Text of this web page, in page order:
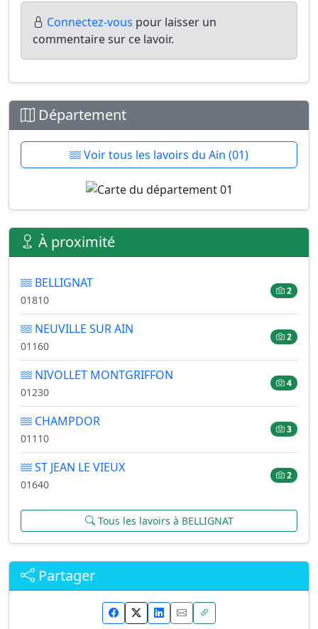
Connectez-vous pour laisser un
commentaire sur ce lavoir.
Département
Voir tous les lavoirs du Ain (01)
À proximité
BELLIGNAT
01810
2
NEUVILLE SUR AIN
01160
2
NIVOLLET MONTGRIFFON
01230
4
CHAMPDOR
01110
3
ST JEAN LE VIEUX
01640
2
Tous les lavoirs à BELLIGNAT
Partager